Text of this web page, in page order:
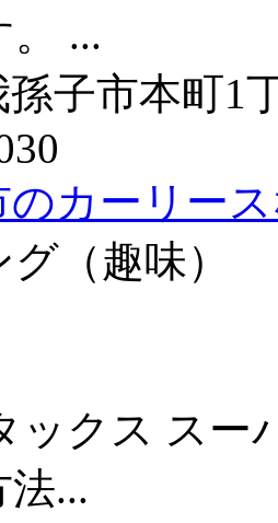
。 ...
子市本町1
のカーリー
（趣味）
クス スー
...